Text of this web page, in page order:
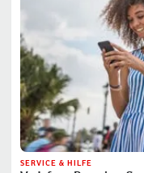
SERVICE & HILFE